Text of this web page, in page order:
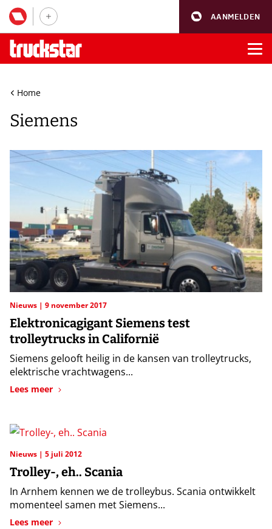
AANMELDEN
Home
Siemens
Nieuws 9 november 2017
Elektronicagigant Siemens test
trolleytrucks in Californië
Siemens gelooft heilig in de kansen van trolleytrucks,
elektrische vrachtwagens...
Lees meer
Nieuws 5 juli 2012
Trolley-, eh.. Scania
In Arnhem kennen we de trolleybus. Scania ontwikkelt
momenteel samen met Siemens...
Lees meer